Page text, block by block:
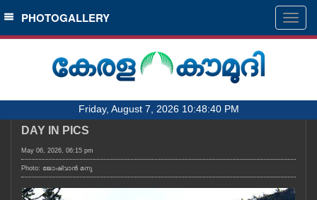
SECTIONS
HOME
NOTIFIED NEWS
KERALA
PHOTOGALLERY
Friday, August 7, 2026 10:48:40 PM
DAY IN PICS
May 06, 2026, 06:15 pm
Photo: ജോഷ്‌വാൻ മനു